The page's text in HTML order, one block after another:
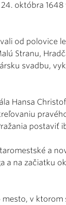
októbra
od polovice
Stranu,
svadbu,
Hansa
postaviť
a
a na začiatku
v